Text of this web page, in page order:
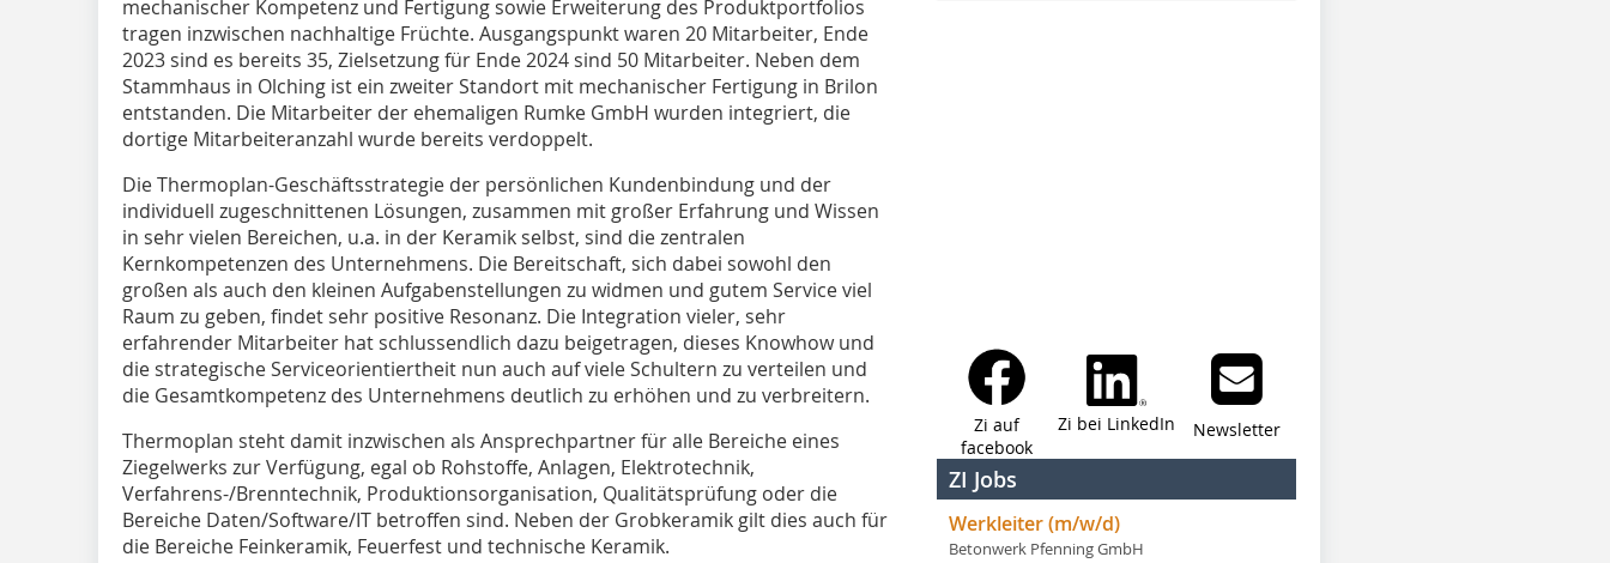
mechanischer Kompetenz und Fertigung sowie Erweiterung des Produktportfolios
tragen inzwischen nachhaltige Früchte. Ausgangspunkt waren 20 Mitarbeiter, Ende
2023 sind es bereits 35, Zielsetzung für Ende 2024 sind 50 Mitarbeiter. Neben dem
Stammhaus in Olching ist ein zweiter Standort mit mechanischer Fertigung in Brilon
entstanden. Die Mitarbeiter der ehemaligen Rumke GmbH wurden integriert, die
dortige Mitarbeiteranzahl wurde bereits verdoppelt.
Die Thermoplan-Geschäftsstrategie der persönlichen Kundenbindung und der
individuell zugeschnittenen Lösungen, zusammen mit großer Erfahrung und Wissen
in sehr vielen Bereichen, u.a. in der Keramik selbst, sind die zentralen
Kernkompetenzen des Unternehmens. Die Bereitschaft, sich dabei sowohl den
großen als auch den kleinen Aufgabenstellungen zu widmen und gutem Service viel
Raum zu geben, findet sehr positive Resonanz. Die Integration vieler, sehr
erfahrender Mitarbeiter hat schlussendlich dazu beigetragen, dieses Knowhow und
die strategische Serviceorientiertheit nun auch auf viele Schultern zu verteilen und
die Gesamtkompetenz des Unternehmens deutlich zu erhöhen und zu verbreitern.
Thermoplan steht damit inzwischen als Ansprechpartner für alle Bereiche eines
Ziegelwerks zur Verfügung, egal ob Rohstoffe, Anlagen, Elektrotechnik,
Verfahrens-/Brenntechnik, Produktionsorganisation, Qualitätsprüfung oder die
Bereiche Daten/Software/IT betroffen sind. Neben der Grobkeramik gilt dies auch für
die Bereiche Feinkeramik, Feuerfest und technische Keramik.
Zi auf
facebook
Zi bei LinkedIn Newsletter
ZI Jobs
Werkleiter (m/w/d)
Betonwerk Pfenning GmbH